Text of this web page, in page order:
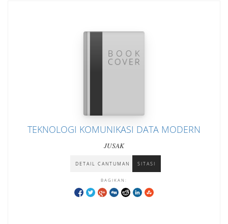
TEKNOLOGI KOMUNIKASI DATA MODERN
JUSAK
DETAIL CANTUMAN SITASI
BAGIKAN: